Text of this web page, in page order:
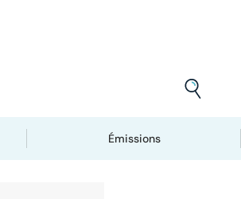
Émissions